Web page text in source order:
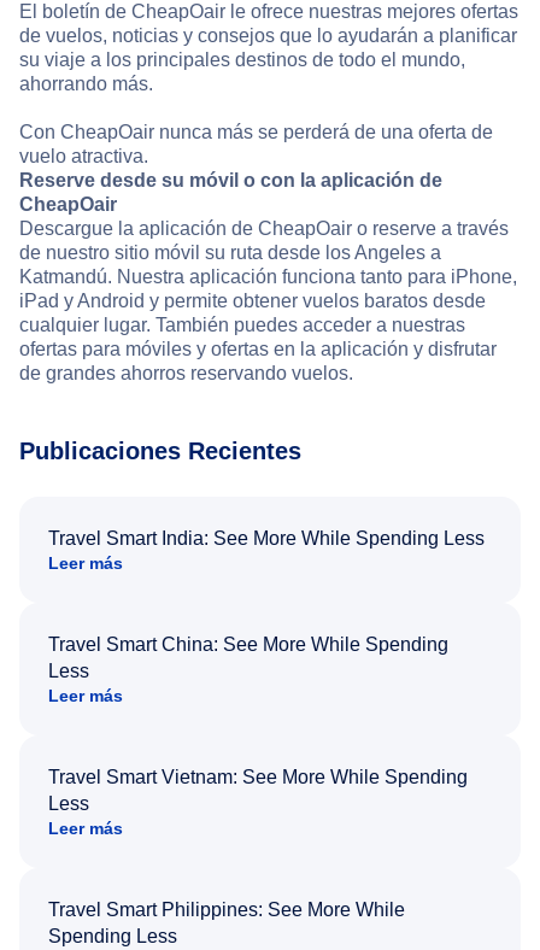
El boletín de CheapOair le ofrece nuestras mejores ofertas
de vuelos, noticias y consejos que lo ayudarán a planificar
su viaje a los principales destinos de todo el mundo,
ahorrando más.
Con CheapOair nunca más se perderá de una oferta de
vuelo atractiva.
Reserve desde su móvil o con la aplicación de
CheapOair
Descargue la aplicación de CheapOair o reserve a través
de nuestro sitio móvil su ruta desde los Angeles a
Katmandú. Nuestra aplicación funciona tanto para iPhone,
iPad y Android y permite obtener vuelos baratos desde
cualquier lugar. También puedes acceder a nuestras
ofertas para móviles y ofertas en la aplicación y disfrutar
de grandes ahorros reservando vuelos.
Publicaciones Recientes
Travel Smart India: See More While Spending Less
Leer más
Travel Smart China: See More While Spending
Less
Leer más
Travel Smart Vietnam: See More While Spending
Less
Leer más
Travel Smart Philippines: See More While
Spending Less